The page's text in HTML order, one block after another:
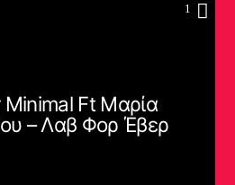
1
Minimal Ft Μαρία
– Λαβ Φορ Έβερ